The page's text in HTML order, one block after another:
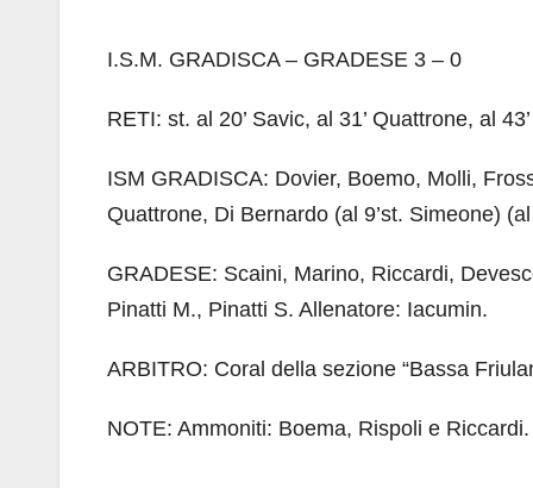
I.S.M. GRADISCA – GRADESE 3 – 0
RETI: st. al 20’ Savic, al 31’ Quattrone, al
ISM GRADISCA: Dovier, Boemo, Molli,
Quattrone, Di Bernardo (al 9’st. Simeone)
GRADESE: Scaini, Marino, Riccardi,
Pinatti M., Pinatti S. Allenatore: Iacumin.
ARBITRO: Coral della sezione “Bassa
NOTE: Ammoniti: Boema, Rispoli e